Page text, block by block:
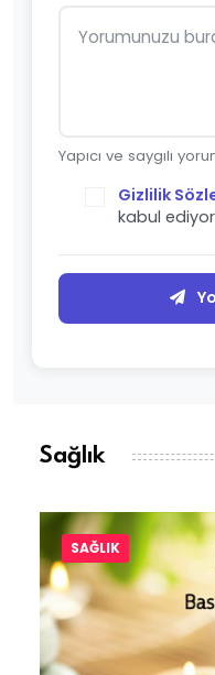
Yapıcı ve saygılı
Gizlilik
kabul
Sağlık
SAĞLIK